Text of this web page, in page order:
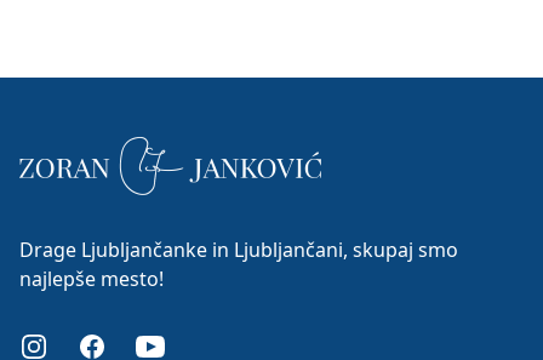
Drage Ljubljančanke in Ljubljančani, skupaj smo
najlepše mesto!
InstagramFacebookYoutube